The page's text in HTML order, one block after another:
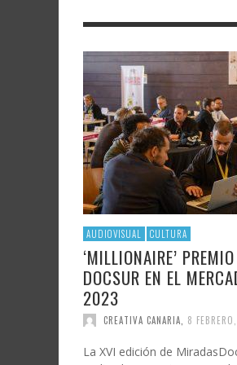
AUDIOVISUAL
POLÍTICA CULTURAL
FOTOGRAFÍA Y ARTES PLÁSTICAS
SAMIR DELGADO
POLÍTICA CIENTÍFICA
MATEMÁTICAS, FÍSICA Y QUÍMICA
CIENCIAS SOCIALES
AUDIOVISUAL CULTURA
‘MILLIONAIRE’
DOCSUR EN EL
2023
CREATIVA CANARIA 8
La XVI edición de